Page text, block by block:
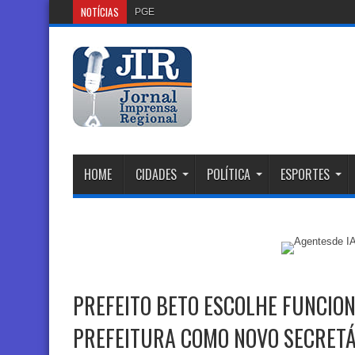
NOTÍCIAS PGE do Rio Solicita Falên
HOME CIDADES POLÍTICA ESPORTES
PREFEITO BETO ESCOLHE
PREFEITURA COMO NOVO